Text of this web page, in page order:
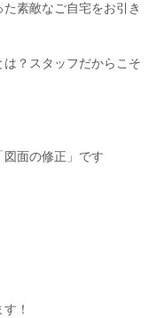
素敵なご自宅をお引き
？スタッフだからこそ
図面の修正」です
！